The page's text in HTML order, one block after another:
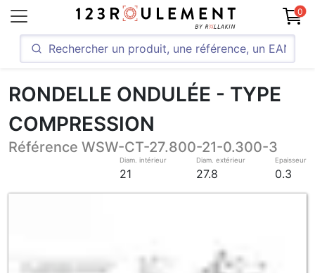
0
RONDELLE ONDULÉE - TYPE
COMPRESSION
Référence WSW-CT-27.800-21-0.300-3
Diam. intérieur
21
Diam. extérieur
27.8
Epaisseur
0.3